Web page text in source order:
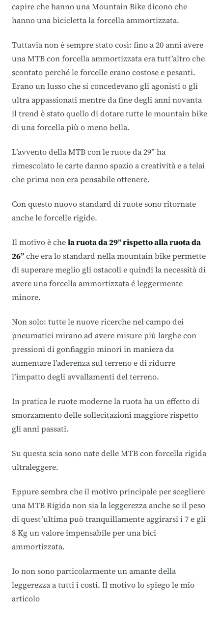
capire che hanno una Mountain Bike dicono che
hanno una bicicletta la forcella ammortizzata.
Tuttavia non è sempre stato così: fino a 20 anni avere
una MTB con forcella ammortizzata era tutt’altro che
scontato perché le forcelle erano costose e pesanti.
Erano un lusso che si concedevano gli agonisti o gli
ultra appassionati mentre da fine degli anni novanta
il trend è stato quello di dotare tutte le mountain bike
di una forcella più o meno bella.
L’avvento della MTB con le ruote da 29” ha
rimescolato le carte danno spazio a creatività e a telai
che prima non era pensabile ottenere.
Con questo nuovo standard di ruote sono ritornate
anche le forcelle rigide.
Il motivo è chela ruota da 29” rispetto alla ruota da
26”che era lo standard nella mountain bike permette
di superare meglio gli ostacoli e quindi la necessità di
avere una forcella ammortizzata é leggermente
minore.
Non solo: tutte le nuove ricerche nel campo dei
pneumatici mirano ad avere misure più larghe con
pressioni di gonfiaggio minori in maniera da
aumentare l’aderenza sul terreno e di ridurre
l’impatto degli avvallamenti del terreno.
In pratica le ruote moderne la ruota ha un effetto di
smorzamento delle sollecitazioni maggiore rispetto
gli anni passati.
Su questa scia sono nate delle MTB con forcella rigida
ultraleggere.
Eppure sembra che il motivo principale per scegliere
una MTB Rigida non sia la leggerezza anche se il peso
di quest’ultima può tranquillamente aggirarsi i 7 e gli
8 Kg un valore impensabile per una bici
ammortizzata.
Io non sono particolarmente un amante della
leggerezza a tutti i costi. Il motivo lo spiego le mio
articolo